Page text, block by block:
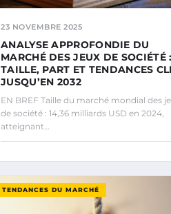
23 NOVEMBRE 2025
ANALYSE APPROFONDIE DU
MARCHÉ DES JEUX DE SOCIÉTÉ :
TAILLE, PART ET TENDANCES
JUSQU’EN 2032
EN BREF Taille du marché mondial des
de société : 14,36 milliards USD en 2024,
atteignant…
TENDANCES DU MARCHÉ